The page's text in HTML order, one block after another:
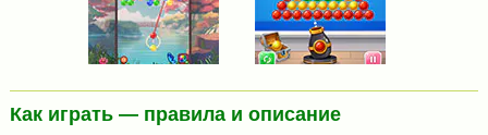
Как играть — правила и описание